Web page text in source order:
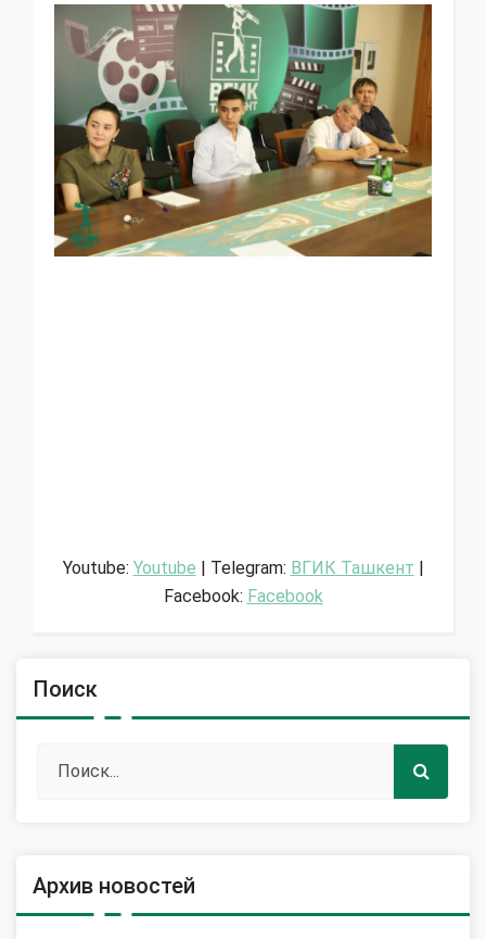
Youtube: Youtube | Telegram: ВГИК Ташкент |
Facebook: Facebook
Поиск
Архив новостей